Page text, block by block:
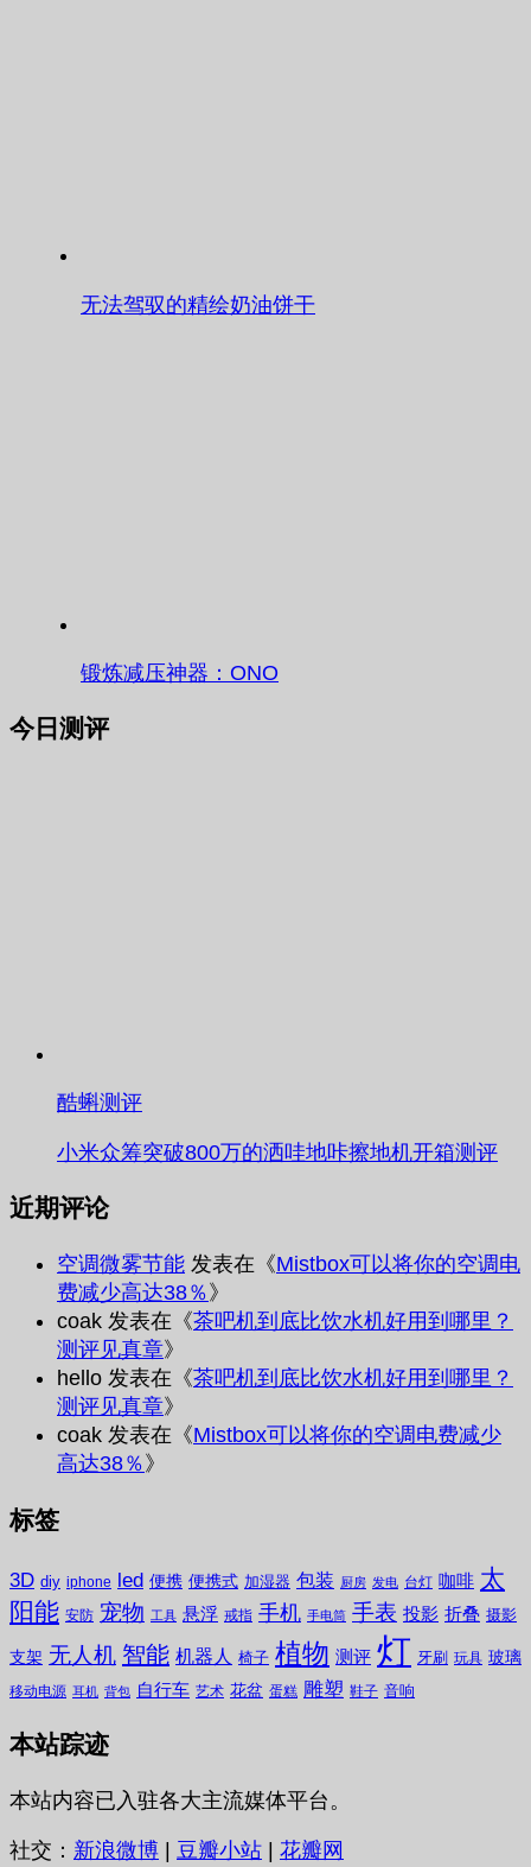
无法驾驭的精绘奶油饼干
锻炼减压神器：ONO
今日测评
酷蝌测评
小米众筹突破800万的洒哇地咔擦地机开箱测评
近期评论
空调微雾节能 发表在《Mistbox可以将你的空调电
费减少高达38％ 》
coak 发表在《茶吧机到底比饮水机好用到哪里？
测评见真章》
hello 发表在《茶吧机到底比饮水机好用到哪里？
测评见真章》
coak 发表在《Mistbox可以将你的空调电费减少
高达38％ 》
标签
3D diy iphone led 便携 便携式 加湿器 包装 厨房 发电 台灯 咖啡 太
阳能 安防 宠物 工具 悬浮 戒指 手机 手电筒 手表 投影 折叠 摄影
支架 无人机 智能 机器人 椅子 植物 测评 灯 牙刷 玩具 玻璃
移动电源 耳机 背包 自行车 艺术 花盆 蛋糕 雕塑 鞋子 音响
本站踪迹
本站内容已入驻各大主流媒体平台。
社交： 新浪微博 豆瓣小站 花瓣网